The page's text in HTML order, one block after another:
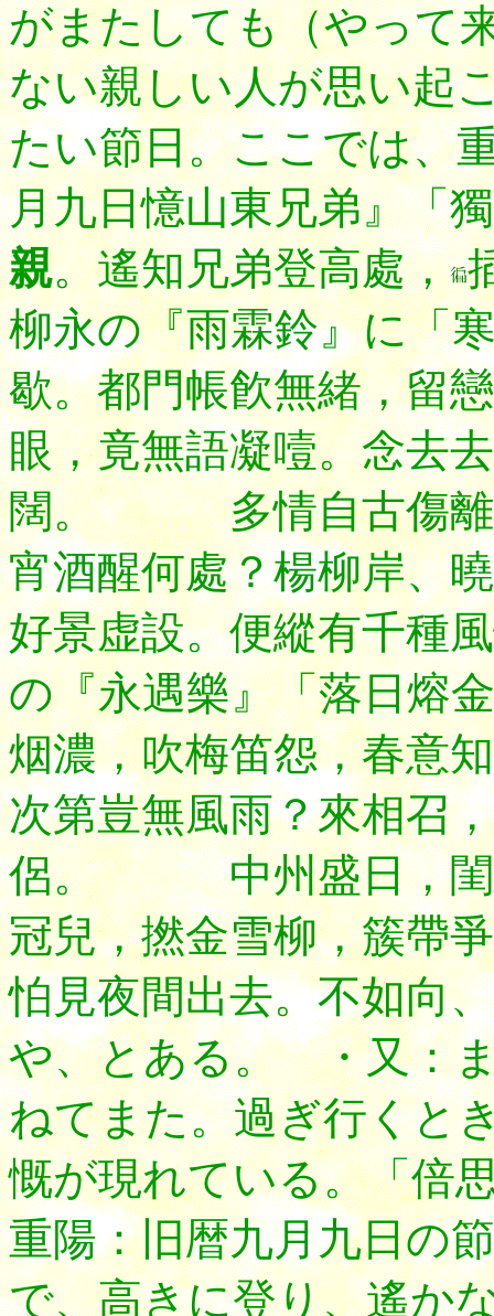
がまたしても（やって
ない親しい人が思い起
たい節日。ここでは、
月九日憶山東兄弟』「
親。遙知兄弟登高處，
柳永の『雨霖鈴』に「
歇。都門帳飮無緒，留
眼，竟無語凝噎。念去
闊。 多情自古傷離
宵酒醒何處？楊柳岸、
好景虚設。便縱有千種
の『永遇樂』「落日熔
烟濃，吹梅笛怨，春意
次第豈無風雨？來相召
侶。 中州盛日，閨門
冠兒，撚金雪柳，簇帶
怕見夜間出去。不如向
や、とある。 ・又：
ねてまた。過ぎ行くと
慨が現れている。「倍
重陽：旧暦九月九日の
で、高きに登り、遙か